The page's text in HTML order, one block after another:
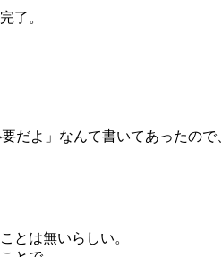
了。
だよ」なんて書いてあったので
とは無いらしい。